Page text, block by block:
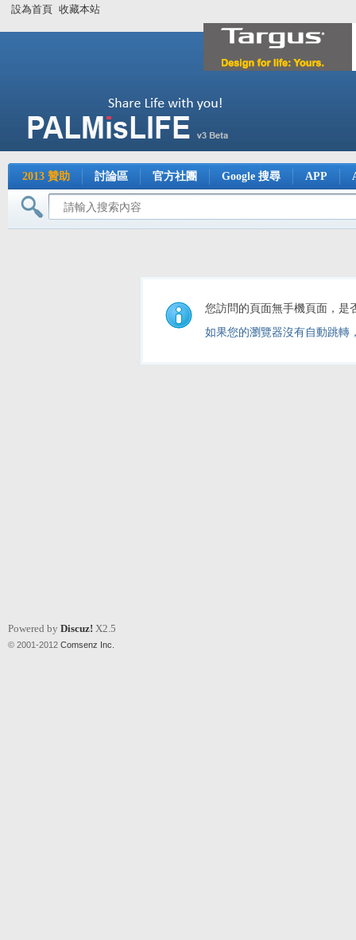
設為首頁 收藏本站
2013 贊助 討論區 官方社團 Google 搜尋 APP
您訪問的頁面無手機頁面，是
如果您的瀏覽器沒有自動跳轉
Powered by Discuz! X2.5
© 2001-2012 Comsenz Inc.